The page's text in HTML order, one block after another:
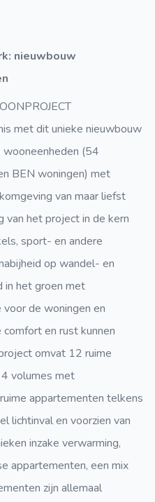
met dit unieke nieuwbouw
(54
BEN woningen) met
van maar liefst
van het project in de kern
sport- en andere
op wandel- en
in het groen met
voor de woningen en
en rust kunnen
omvat 12 ruime
volumes met
appartementen telkens
lichtinval en voorzien van
inzake verwarming,
appartementen, een mix
zijn allemaal